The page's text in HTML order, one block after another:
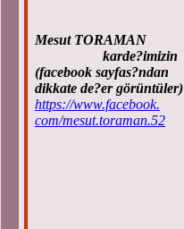
Mesut TORAMAN
karde?imizin
(facebook sayfas?ndan
dikkate de?er görüntüler)
https://www.facebook.
com/mesut.toraman.52